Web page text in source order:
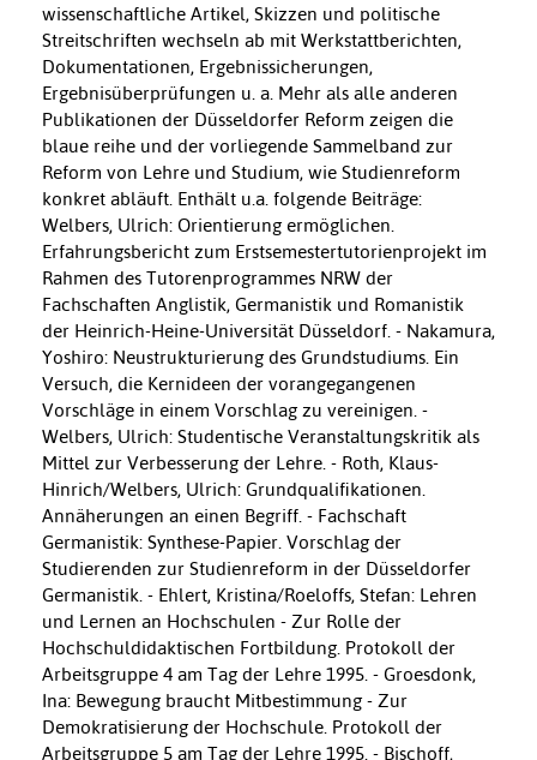
wissenschaftliche Artikel, Skizzen und politische
Streitschriften wechseln ab mit Werkstattberichten,
Dokumentationen, Ergebnissicherungen,
Ergebnisüberprüfungen u. a. Mehr als alle anderen
Publikationen der Düsseldorfer Reform zeigen die
blaue reihe und der vorliegende Sammelband zur
Reform von Lehre und Studium, wie Studienreform
konkret abläuft. Enthält u.a. folgende Beiträge:
Welbers, Ulrich: Orientierung ermöglichen.
Erfahrungsbericht zum Erstsemestertutorienprojekt im
Rahmen des Tutorenprogrammes NRW der
Fachschaften Anglistik, Germanistik und Romanistik
der Heinrich-Heine-Universität Düsseldorf. - Nakamura,
Yoshiro: Neustrukturierung des Grundstudiums. Ein
Versuch, die Kernideen der vorangegangenen
Vorschläge in einem Vorschlag zu vereinigen. -
Welbers, Ulrich: Studentische Veranstaltungskritik als
Mittel zur Verbesserung der Lehre. - Roth, Klaus-
Hinrich/Welbers, Ulrich: Grundqualifikationen.
Annäherungen an einen Begriff. - Fachschaft
Germanistik: Synthese-Papier. Vorschlag der
Studierenden zur Studienreform in der Düsseldorfer
Germanistik. - Ehlert, Kristina/Roeloffs, Stefan: Lehren
und Lernen an Hochschulen - Zur Rolle der
Hochschuldidaktischen Fortbildung. Protokoll der
Arbeitsgruppe 4 am Tag der Lehre 1995. - Groesdonk,
Ina: Bewegung braucht Mitbestimmung - Zur
Demokratisierung der Hochschule. Protokoll der
Arbeitsgruppe 5 am Tag der Lehre 1995. - Bischoff,